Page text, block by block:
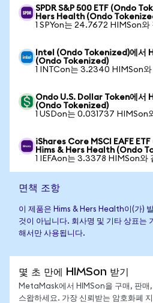
SPDR S&P 500 ETF (Ondo
Hers Health (Ondo
1 SPYon는 24.7672 HIMSon와
Intel (Ondo Tokenized)에서
(Ondo Tokenized)
1 INTCon는 3.2340 HIMSon와
Ondo U.S. Dollar Token에서
(Ondo Tokenized)
1 USDon는 0.031737 HIMSon
iShares Core MSCI EAFE
Hims & Hers Health (Ondo
1 IEFAon는 3.3378 HIMSon와
면책 조항
이 제품은 Hims & Hers Health이(가)
것이 아닙니다. 회사명 및 기타 상표는
해서만 사용됩니다.
몇 초 만에 HIMSon 받기
MetaMask에서 HIMSon을 구매, 판매,
스왑하세요. 가장 신뢰받는 암호화폐